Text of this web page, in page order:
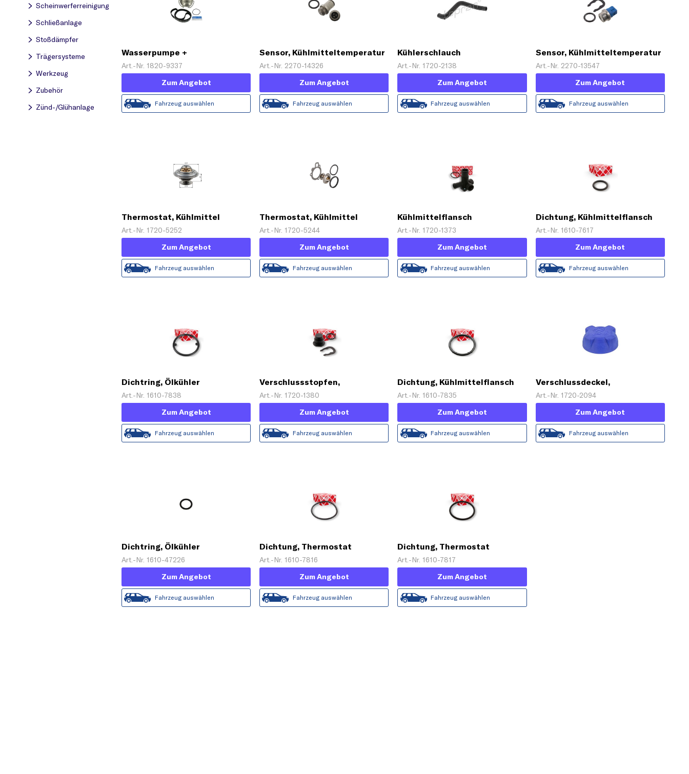
Scheinwerferreinigung
Schließanlage
Stoßdämpfer
Trägersysteme
Werkzeug
Zubehör
Zünd-/Glühanlage
Wasserpumpe +
Zahnriemensatz
Art.-Nr. 1820-9337
Zum Angebot
Fahrzeug auswählen
Sensor, Kühlmitteltemperatur
Art.-Nr. 2270-14326
Zum Angebot
Fahrzeug auswählen
Kühlerschlauch
Art.-Nr. 1720-2138
Zum Angebot
Fahrzeug auswählen
Sensor, Kühlmitteltemperatur
Art.-Nr. 2270-13547
Zum Angebot
Fahrzeug auswählen
Thermostat, Kühlmittel
Art.-Nr. 1720-5252
Zum Angebot
Fahrzeug auswählen
Thermostat, Kühlmittel
Art.-Nr. 1720-5244
Zum Angebot
Fahrzeug auswählen
Kühlmittelflansch
Art.-Nr. 1720-1373
Zum Angebot
Fahrzeug auswählen
Dichtung, Kühlmittelflansch
Art.-Nr. 1610-7617
Zum Angebot
Fahrzeug auswählen
Dichtring, Ölkühler
Art.-Nr. 1610-7838
Zum Angebot
Fahrzeug auswählen
Verschlussstopfen,
Kühlmittelflansch
Art.-Nr. 1720-1380
Zum Angebot
Fahrzeug auswählen
Dichtung, Kühlmittelflansch
Art.-Nr. 1610-7835
Zum Angebot
Fahrzeug auswählen
Verschlussdeckel,
Kühlmittelbehälter
Art.-Nr. 1720-2094
Zum Angebot
Fahrzeug auswählen
Dichtring, Ölkühler
Art.-Nr. 1610-47226
Zum Angebot
Fahrzeug auswählen
Dichtung, Thermostat
Art.-Nr. 1610-7816
Zum Angebot
Fahrzeug auswählen
Dichtung, Thermostat
Art.-Nr. 1610-7817
Zum Angebot
Fahrzeug auswählen